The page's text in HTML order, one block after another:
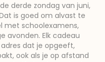
derde zondag van juni,
is goed om alvast te
met schoolexamens,
avonden. Elk cadeau
dat je opgeeft,
ook als je op afstand